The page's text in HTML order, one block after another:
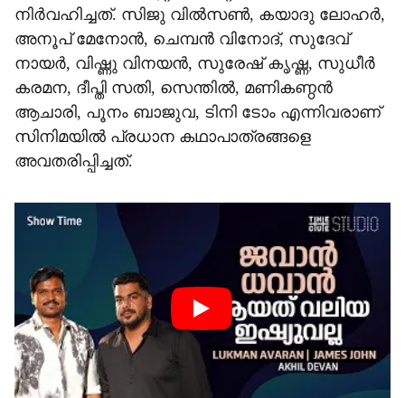
നിർവഹിച്ചത്. സിജു വിൽസൺ, കയാദു ലോഹർ,
അനൂപ് മേനോൻ, ചെമ്പൻ വിനോദ്, സുദേവ്
നായർ, വിഷ്ണു വിനയൻ, സുരേഷ് കൃഷ്ണ, സുധീർ
കരമന, ദീപ്തി സതി, സെന്തിൽ, മണികണ്ഠൻ
ആചാരി, പൂനം ബാജുവ, ടിനി ടോം എന്നിവരാണ്
സിനിമയിൽ പ്രധാന കഥാപാത്രങ്ങളെ
അവതരിപ്പിച്ചത്.